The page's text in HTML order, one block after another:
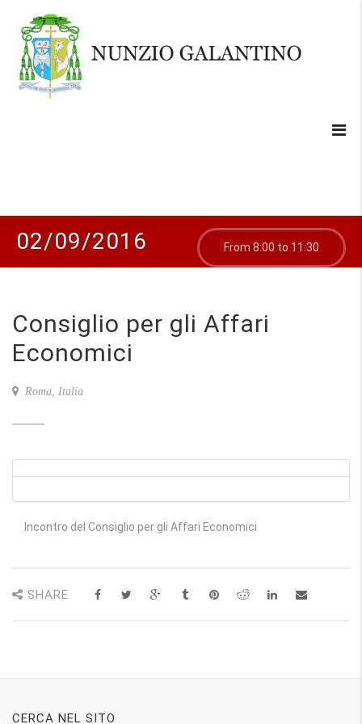
02/09/2016 From 8:00 to 11:30
Consiglio per gli Affari
Economici
Roma, Italia
Incontro del Consiglio per gli Affari Economici
SHARE
CERCA NEL SITO